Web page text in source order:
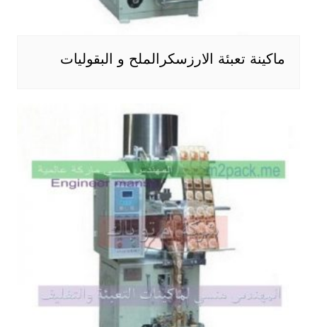
ماكينة تعبئة الارزسكرالملح و البقوليات